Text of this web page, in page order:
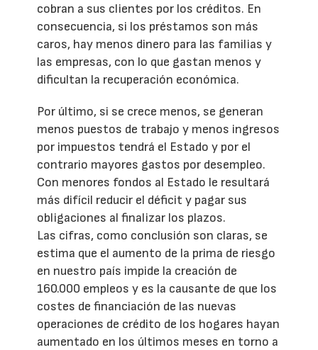
cobran a sus clientes por los créditos. En
consecuencia, si los préstamos son más
caros, hay menos dinero para las familias y
las empresas, con lo que gastan menos y
dificultan la recuperación económica.
Por último, si se crece menos, se generan
menos puestos de trabajo y menos ingresos
por impuestos tendrá el Estado y por el
contrario mayores gastos por desempleo.
Con menores fondos al Estado le resultará
más difícil reducir el déficit y pagar sus
obligaciones al finalizar los plazos.
Las cifras, como conclusión son claras, se
estima que el aumento de la prima de riesgo
en nuestro país impide la creación de
160.000 empleos y es la causante de que los
costes de financiación de las nuevas
operaciones de crédito de los hogares hayan
aumentado en los últimos meses en torno a